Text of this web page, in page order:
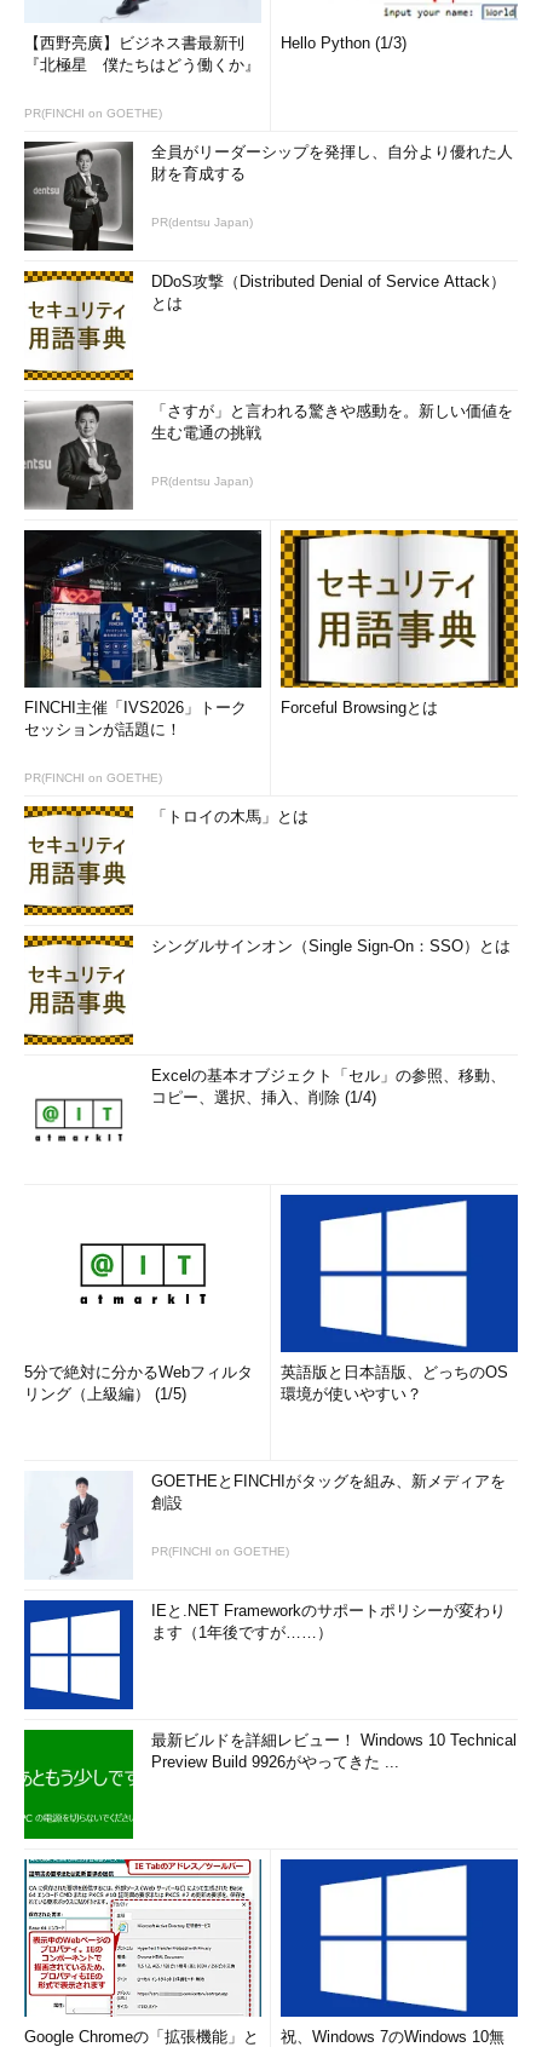
個人の開発日記は「Yet Another Hackadelic」、仕事のブログ
」
「次回」へ
【西野亮廣】ビジネス書最新刊
『北極星 僕たちはどう働くか』
PR(FINCHI on GOETHE)
Hello Python (1/3)
全員がリーダーシップを発揮し、自分より優れた人
財を育成する
PR(dentsu Japan)
DDoS攻撃（Distributed Denial of Service Attack）
とは
「さすが」と言われる驚きや感動を。新しい価値を
生む電通の挑戦
PR(dentsu Japan)
FINCHI主催「IVS2026」トーク
セッションが話題に！
PR(FINCHI on GOETHE)
Forceful Browsingとは
「トロイの木馬」とは
シングルサインオン（Single Sign-On：SSO）とは
Excelの基本オブジェクト「セル」の参照、移動、
コピー、選択、挿入、削除 (1/4)
5分で絶対に分かるWebフィルタ
リング（上級編） (1/5)
英語版と日本語版、どっちのOS
環境が使いやすい？
GOETHEとFINCHIがタッグを組み、新メディアを
創設
PR(FINCHI on GOETHE)
IEと.NET Frameworkのサポートポリシーが変わり
ます（1年後ですが……）
最新ビルドを詳細レビュー！ Windows 10 Technical
Preview Build 9926がやってきた ...
Google Chromeの「拡張機能」と
祝、Windows 7のWindows 10無